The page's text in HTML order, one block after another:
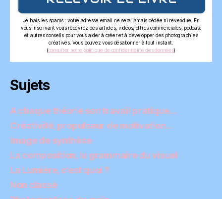
Je hais les spams : votre adresse email ne sera jamais cédée ni revendue. En
vous inscrivant vous recevrez des articles, vidéos, offres commerciales, podcast
et autres conseils pour vous aider à créer et à développer des photographies
créatives. Vous pouvez vous désabonner à tout instant.
(consulter notre politique de confidentialité des données)
Sujets
A chaque théorie son travail pratique…
Créativité, propulseur de motivation…
Image de synthèse
La composition, la grammaire du visuel
La Lumière, c'est quoi ?
Non classé